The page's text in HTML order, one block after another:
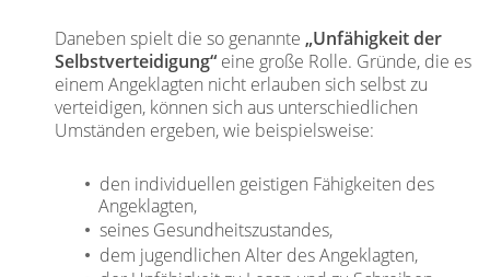
Daneben spielt die so genannte„Unfähigkeit der
Selbstverteidigung“ eine große Rolle. Gründe, die es
einem Angeklagten nicht erlauben sich selbst zu
verteidigen, können sich aus unterschiedlichen
Umständen ergeben, wie beispielsweise:
den individuellen geistigen Fähigkeiten des
Angeklagten,
seines Gesundheitszustandes,
dem jugendlichen Alter des Angeklagten,